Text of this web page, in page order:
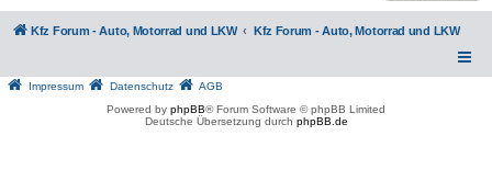
Kfz Forum - Auto, Motorrad und LKW Kfz Forum - Auto, Motorrad und LKW
Impressum Datenschutz
AGB
Powered by phpBB® Forum Software © phpBB Limited
Deutsche Übersetzung durch phpBB.de